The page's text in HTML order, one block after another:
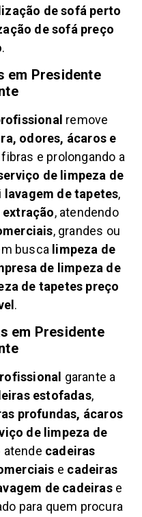
de sofá perto
de sofá preço
.
em Presidente
remove
odores, ácaros e
e prolongando a
de limpeza de
lavagem de tapetes,
extração, atendendo
, grandes ou
busca limpeza de
de limpeza de
de tapetes preço
.
em Presidente
garante a
estofadas,
profundas, ácaros
de limpeza de
atende cadeiras
e cadeiras
de cadeirase
para quem procura